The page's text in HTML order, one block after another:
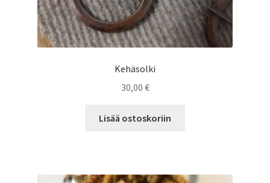
Kehäsolki
30,00 €
Lisää ostoskoriin